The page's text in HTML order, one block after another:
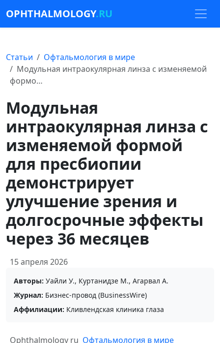
OPHTHALMOLOGY.RU
Статьи
Офтальмология в мире
Модульная интраокулярная линза с изменяемой
формо…
Модульная
интраокулярная линза с
изменяемой формой
для пресбиопии
демонстрирует
улучшение зрения и
долгосрочные эффекты
через 36 месяцев
15 апреля 2026
Авторы: Уайли У., Куртанидзе М., Агарвал А.
Журнал: Бизнес-провод (BusinessWire)
Аффилиации: Кливлендская клиника глаза
Ophthalmology ru Офтальмология в мире